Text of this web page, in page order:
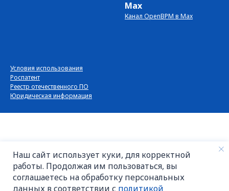
Наш сайт использует куки, для корректной
работы. Продолжая им пользоваться, вы
соглашаетесь на обработку персональных
данных в соответствии с политикой
Max
Канал OpenBPM в Max
Условия использования
Роспатент
Реестр отечественного ПО
Юридическая информация